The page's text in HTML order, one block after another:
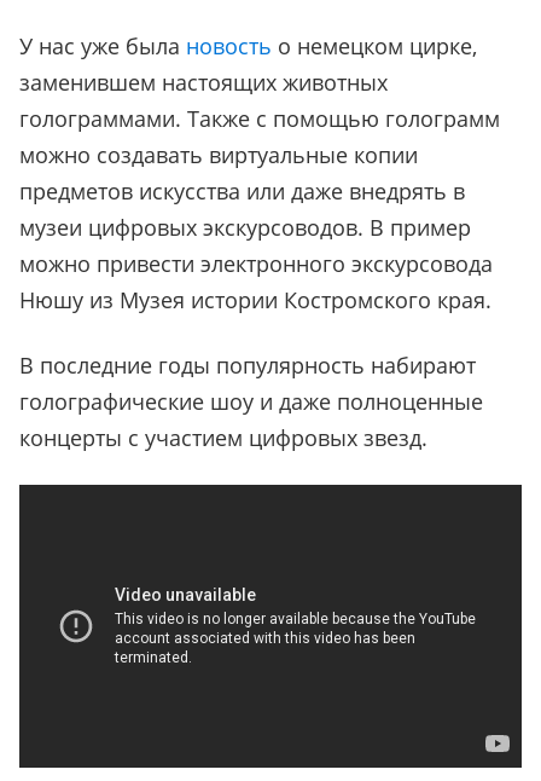
У нас уже была новость о немецком цирке,
заменившем настоящих животных
голограммами. Также с помощью голограмм
можно создавать виртуальные копии
предметов искусства или даже внедрять в
музеи цифровых экскурсоводов. В пример
можно привести электронного экскурсовода
Нюшу из Музея истории Костромского края.
В последние годы популярность набирают
голографические шоу и даже полноценные
концерты с участием цифровых звезд.